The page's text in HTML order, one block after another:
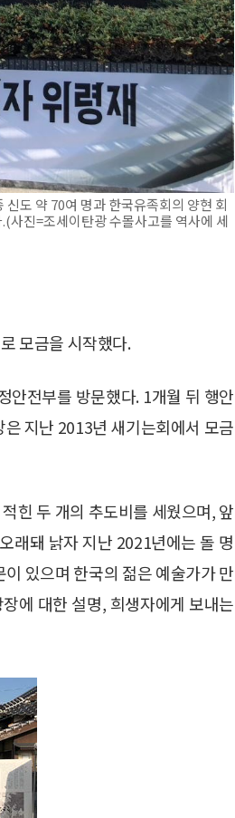
도 약 70여 명과 한국유족회의 양현 회
사진=조세이탄광 수몰사고를 역사에 세
모금을 시작했다.
안전부를 방문했다. 1개월 뒤 행안
지난 2013년 새기는회에서 모금
힌 두 개의 추도비를 세웠으며, 앞
래돼 낡자 지난 2021년에는 돌 명
있으며 한국의 젊은 예술가가 만
에 대한 설명, 희생자에게 보내는